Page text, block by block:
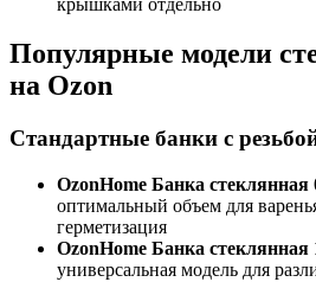
Популярные модели
на Ozon
Стандартные банки с
OzonHome Банка стеклянная
оптимальный объем для
герметизация
OzonHome Банка стеклянная
универсальная модель для